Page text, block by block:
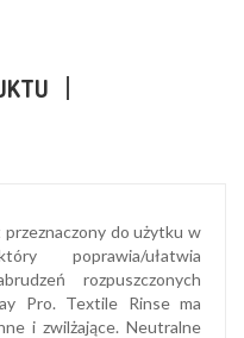
do użytku w
poprawia/ułatwia
rozpuszczonych
Pro. Textile Rinse ma
i zwilżające. Neutralne